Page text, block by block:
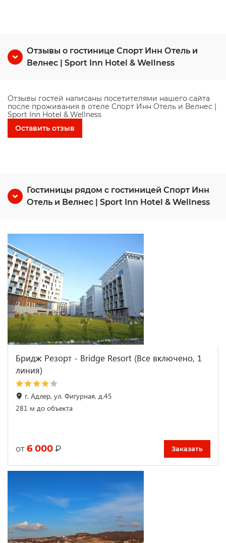
Отзывы о гостинице Спорт Инн Отель и
Велнес | Sport Inn Hotel & Wellness
Отзывы гостей написаны посетителями нашего сайта
после проживания в отеле Спорт Инн Отель и Велнес |
Sport Inn Hotel & Wellness
Оставить отзыв
Гостиницы рядом с гостиницей Спорт Инн
Отель и Велнес | Sport Inn Hotel & Wellness
Бридж Резорт - Bridge Resort (Все включено, 1
линия)
г. Адлер, ул. Фигурная, д.45
281 м до объекта
от 6 000 ₽ Заказать